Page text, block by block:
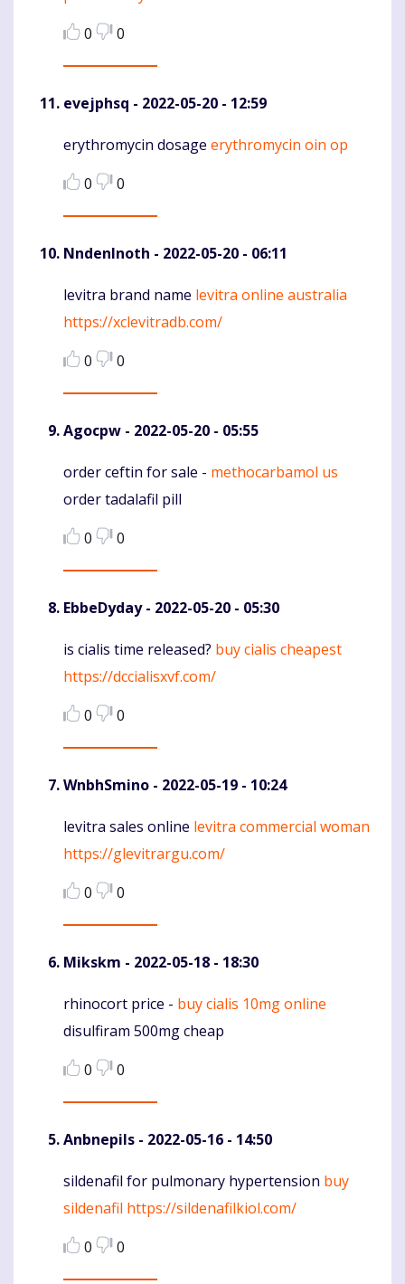
0
0
evejphsq - 2022-05-20 - 12:59
Komentaras
erythromycin dosage erythromycin oin op
0
0
NndenInoth - 2022-05-20 - 06:11
Komentaras
levitra brand name levitra online australia
https://xclevitradb.com/
0
0
Agocpw - 2022-05-20 - 05:55
Komentaras
order ceftin for sale - methocarbamol us
order tadalafil pill
0
0
EbbeDyday- 2022-05-20 - 05:30
Komentaras
is cialis time released? buy cialis cheapest
https://dccialisxvf.com/
0
0
WnbhSmino - 2022-05-19 - 10:24
Komentaras
levitra sales online levitra commercial woman
https://glevitrargu.com/
0
0
Mikskm - 2022-05-18 - 18:30
Komentaras
rhinocort price - buy cialis 10mg online
disulfiram 500mg cheap
0
0
Anbnepils - 2022-05-16 - 14:50
Komentaras
sildenafil for pulmonary hypertension buy
sildenafil https://sildenafilkiol.com/
0
0